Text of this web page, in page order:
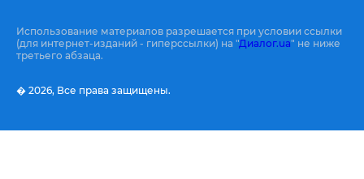
Использование материалов разрешается при условии ссылки
(для интернет-изданий - гиперссылки) на "Диалог.ua" не ниже
третьего абзаца.
� 2026, Все права защищены.